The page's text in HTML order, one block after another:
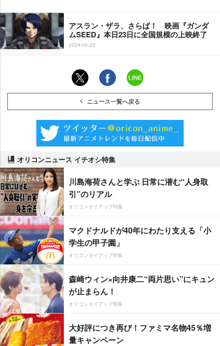
アスラン・ザラ、さらば！ 映画『ガンダ
ムSEED』本日23日に全国規模の上映終了
2024-05-23
ニュース一覧へ戻る
オリコンニュース イチオシ特集
川島海荷さんと学ぶ 日常に潜む“人身取
引”のリアル
オリコンタイアップ特集
マクドナルドが40年にわたり支える「小
学生の甲子園」
オリコンタイアップ特集
森崎ウィン×向井康二“両片思い”にキュン
が止まらん！
オリコンタイアップ特集
大好評につき再び！ファミマ名物45％増
量キャンペーン